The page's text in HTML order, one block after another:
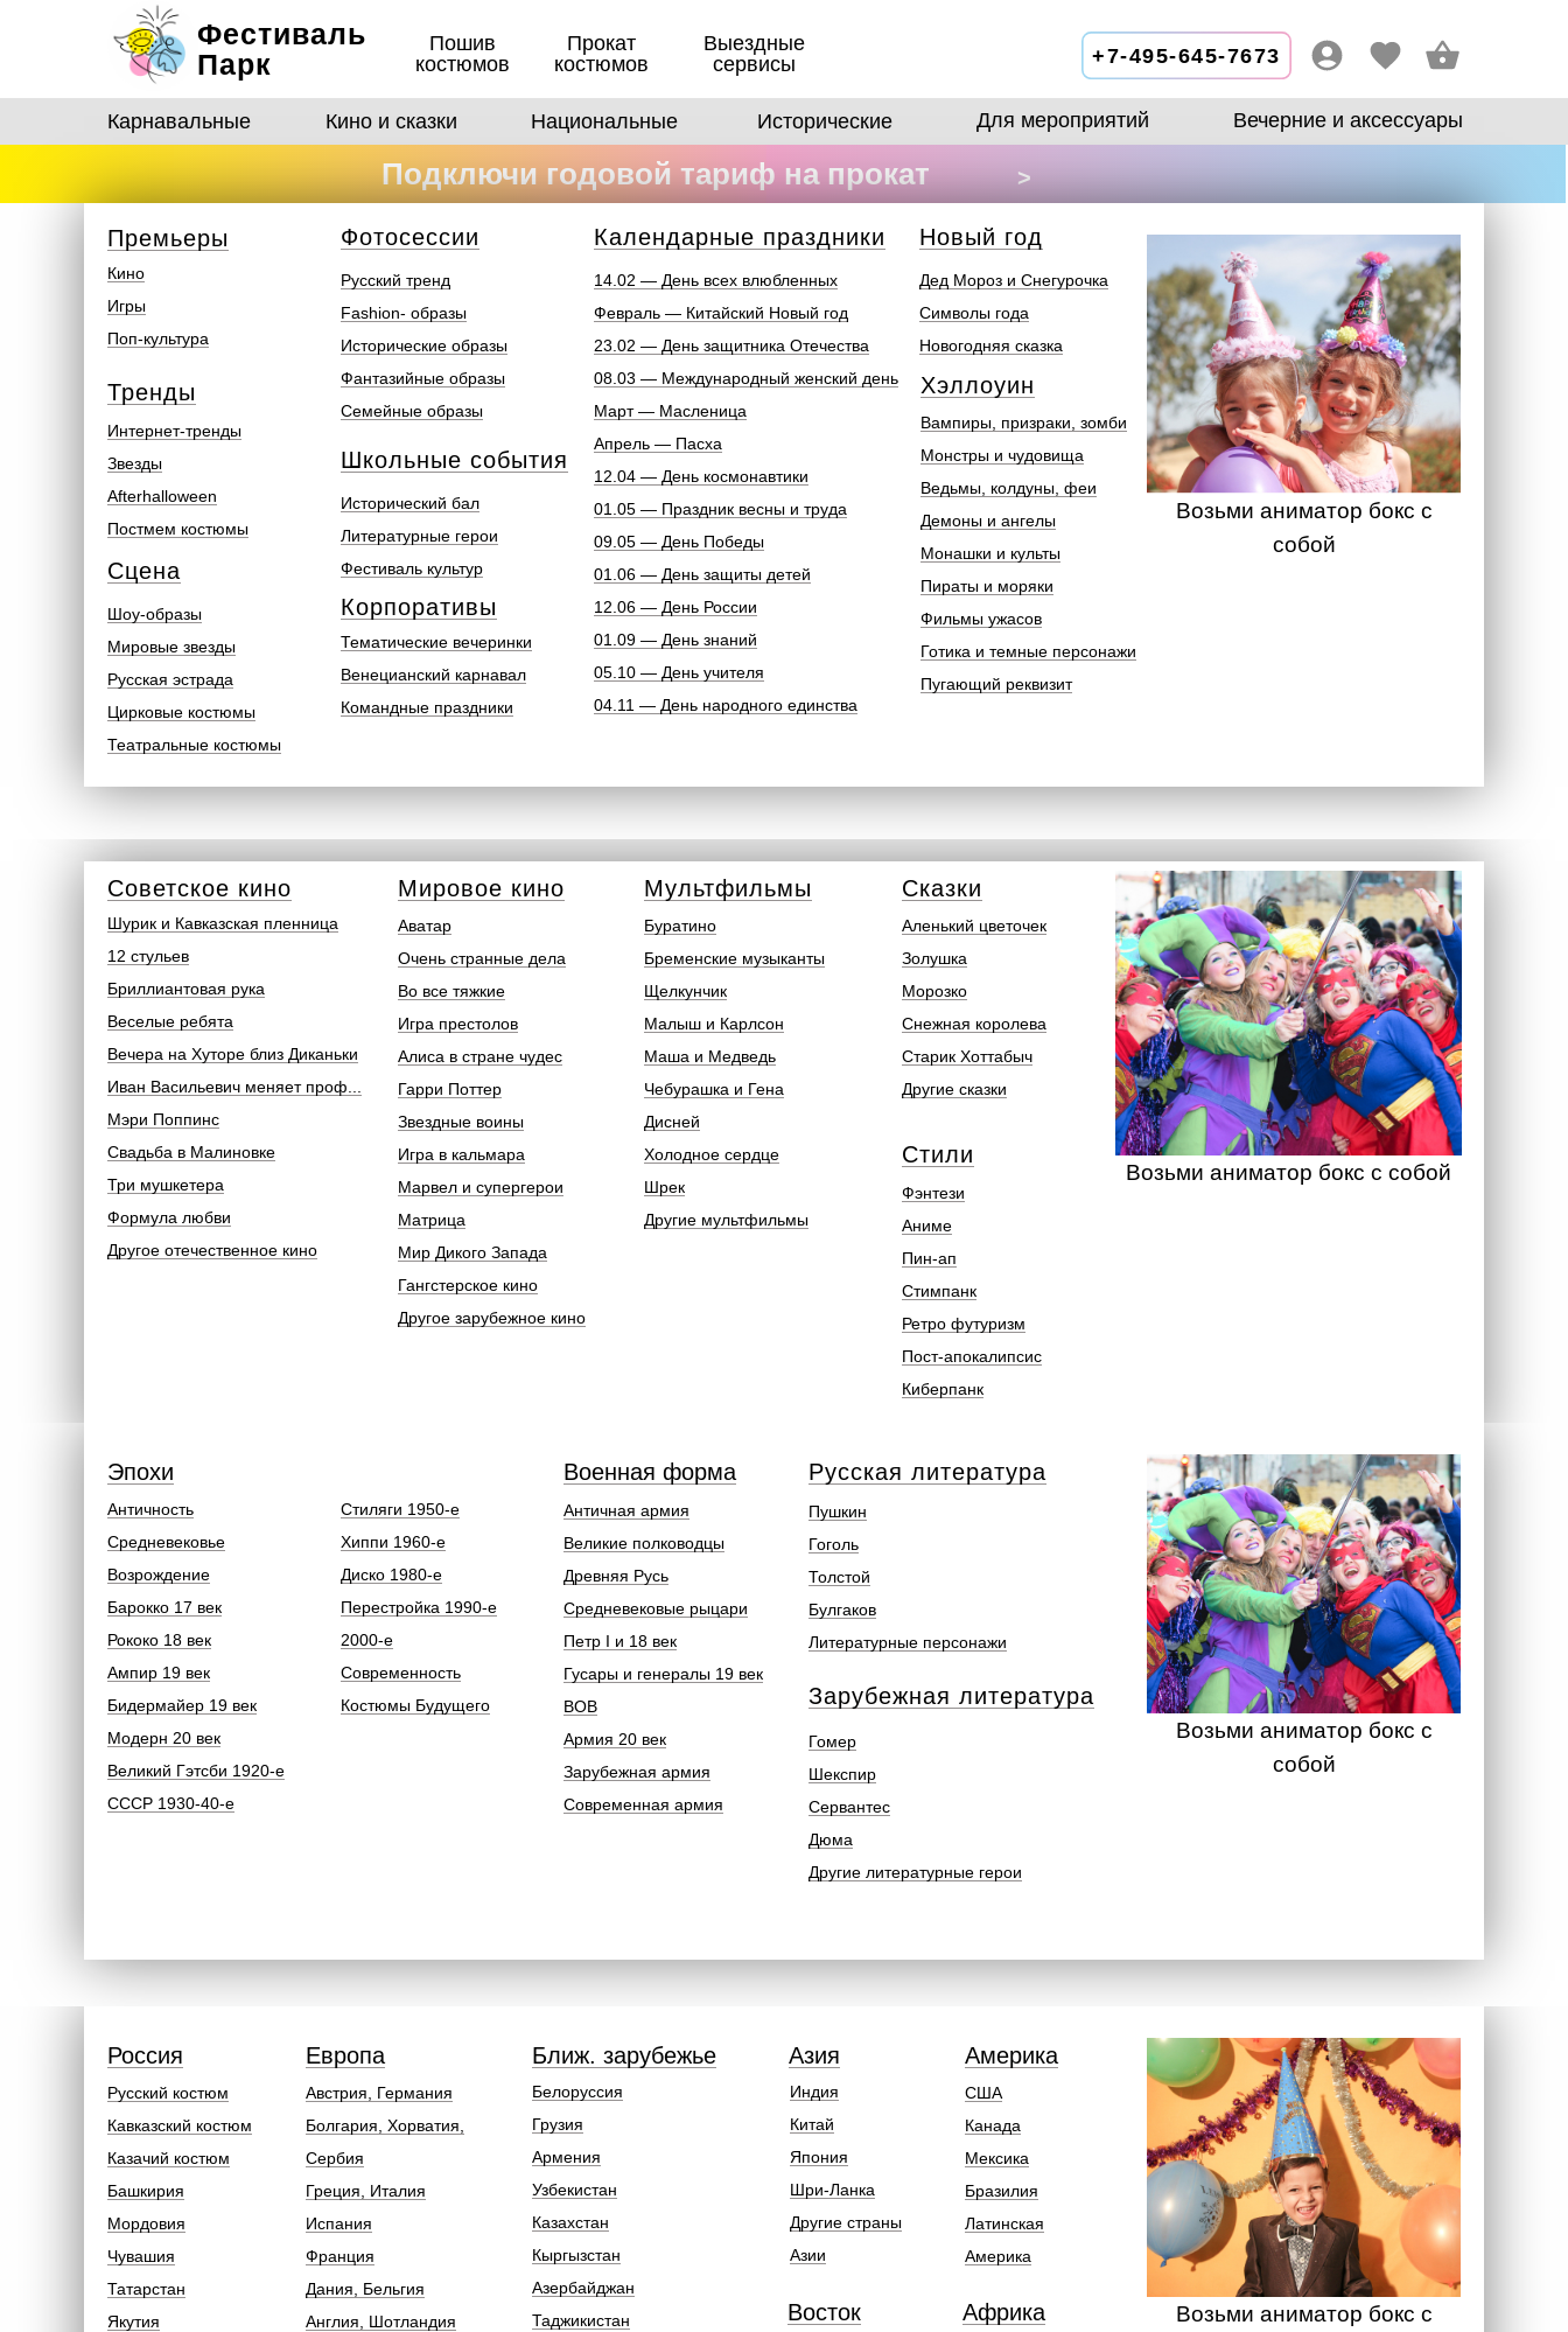
Фестиваль
Парк
Пошив
костюмов
Выездные
сервисы
Прокат
костюмов
+7-495-645-7673
Вечерние и аксессуары
Для мероприятий
Исторические
Национальные
Кино и сказки
Карнавальные
Подключи годовой тариф на прокат
>
Премьеры Фотосеcсии
Хэллоуин
Кино
Игры
Поп-культура
Тренды
Интернет-тренды
Звезды
Afterhalloween
Постмем костюмы
Сцена
Шоу-образы
Мировые звезды
Русская эстрада
Цирковые костюмы
Театральные костюмы
Календарные праздники
Русский тренд
Fashion- образы
Исторические образы
Фантазийные образы
Семейные образы
Школьные события
Исторический бал
Литературные герои
Фестиваль культур
Корпоративы
Тематические вечеринки
Венецианский карнавал
Командные праздники
Вампиры, призраки, зомби
Монстры и чудовища
Ведьмы, колдуны, феи
Демоны и ангелы
Монашки и культы
Пираты и моряки
Фильмы ужасов
Готика и темные персонажи
Пугающий реквизит
14.02 — День всех влюбленных
Февраль — Китайский Новый год
23.02 — День защитника Отечества
08.03 — Международный женский день
Март — Масленица
Апрель — Пасха
12.04 — День космонавтики
01.05 — Праздник весны и труда
09.05 — День Победы
01.06 — День защиты детей
12.06 — День России
01.09 — День знаний
05.10 — День учителя
04.11 — День народного единства
Новый год
Дед Мороз и Снегурочка
Символы года
Новогодняя сказка
Возьми аниматор бокс с
собой
Советское кино
Шурик и Кавказская пленница
12 стульев
Бриллиантовая рука
Веселые ребята
Вечера на Хуторе близ Диканьки
Иван Васильевич меняет проф...
Мэри Поппинс
Свадьба в Малиновке
Три мушкетера
Формула любви
Другое отечественное кино
Мировое кино
Аватар
Очень странные дела
Во все тяжкие
Игра престолов
Алиса в стране чудес
Гарри Поттер
Звездные воины
Игра в кальмара
Марвел и супергерои
Матрица
Мир Дикого Запада
Гангстерское кино
Другое зарубежное кино
Мультфильмы
Буратино
Бременские музыканты
Щелкунчик
Малыш и Карлсон
Маша и Медведь
Чебурашка и Гена
Дисней
Холодное сердце
Шрек
Другие мультфильмы
Сказки
Аленький цветочек
Золушка
Морозко
Снежная королева
Старик Хоттабыч
Другие сказки
Стили
Фэнтези
Аниме
Пин-ап
Стимпанк
Ретро футуризм
Пост-апокалипсис
Киберпанк
Возьми аниматор бокс с собой
Античность
Средневековье
Возрождение
Барокко 17 век
Рококо 18 век
Ампир 19 век
Бидермайер 19 век
Модерн 20 век
Великий Гэтсби 1920-е
СССР 1930-40-е
Стиляги 1950-е
Хиппи 1960-е
Диско 1980-е
Перестройка 1990-е
2000-е
Современность
Костюмы Будущего
Эпохи
Античная армия
Великие полководцы
Древняя Русь
Средневековые рыцари
Петр I и 18 век
Гусары и генералы 19 век
ВОВ
Армия 20 век
Зарубежная армия
Современная армия
Военная форма Русская литература
Пушкин
Гоголь
Толстой
Булгаков
Литературные персонажи
Зарубежная литература
Гомер
Шекспир
Сервантес
Дюма
Другие литературные герои
Возьми аниматор бокс с
собой
Белоруссия
Грузия
Армения
Узбекистан
Казахстан
Кыргызстан
Азербайджан
Таджикистан
Ближ. зарубежье
Африка
США
Канада
Мексика
Бразилия
Латинская
Америка
Америка
Австрия, Германия
Болгария, Хорватия,
Сербия
Греция, Италия
Испания
Франция
Дания, Бельгия
Англия, Шотландия
Европа
Русский костюм
Кавказский костюм
Казачий костюм
Башкирия
Мордовия
Чувашия
Татарстан
Якутия
Россия
Индия
Китай
Япония
Шри-Ланка
Другие страны
Азии
Азия
Восток
Возьми аниматор бокс с